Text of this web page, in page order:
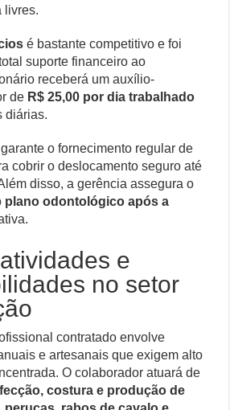
livres.
é bastante competitivo e foi
suporte financeiro ao
receberá um auxílio-
de R$ 25,00 por dia trabalhado
diárias.
o fornecimento regular de
cobrir o deslocamento seguro até
disso, a gerência assegura o
plano odontológico após a
e
no setor
contratado envolve
e artesanais que exigem alto
O colaborador atuará de
costura e produção de